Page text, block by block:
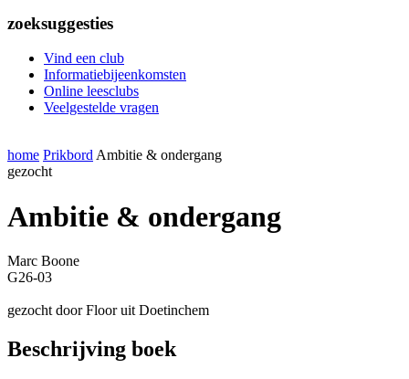
zoeksuggesties
Vind een club
Informatiebijeenkomsten
Online leesclubs
Veelgestelde vragen
home PrikbordAmbitie & ondergang
gezocht
Ambitie & ondergang
Marc Boone
G26-03
gezocht door Floor uit Doetinchem
Beschrijving boek